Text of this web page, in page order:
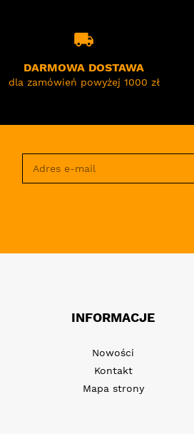
local_shipping
DARMOWA DOSTAWA
dla zamówień powyżej 1000 zł
INFORMACJE
Nowości
Kontakt
Mapa strony